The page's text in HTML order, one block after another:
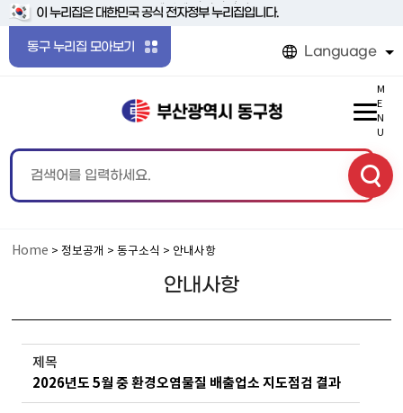
본문 바로가기
메인메뉴 바로가기
이 누리집은 대한민국 공식 전자정부 누리집입니다.
동구 누리집 모아보기 Language
M
E
N
U
Home > 정보공개 > 동구소식 > 안내사항
안내사항
제목
2026년도 5월 중 환경오염물질 배출업소 지도점검 결과